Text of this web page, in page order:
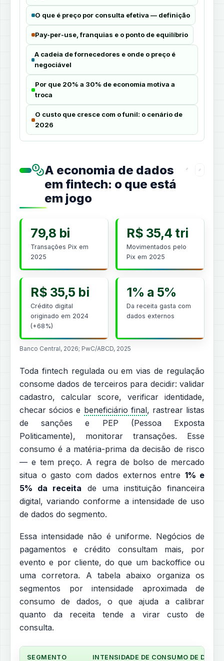
O que é preço por consulta efetiva — definição
Pay-per-use, franquias e o ponto de equilíbrio
A cadeia de fornecedores e onde o preço é
negociável
Por que 20% a 30% de economia motiva a
troca
O custo que cresce com o funil: o cenário de
2026
A economia de dados
em fintech: o que está
em jogo
79,8 bi
Transações Pix em
2025
R$ 35,4 tri
Movimentados pelo
Pix em 2025
R$ 35,5 bi
Crédito digital
originado em 2024
(+68%)
1% a 5%
Da receita gasta com
dados externos
Banco Central, 2026; PwC/ABCD, 2025
Toda fintech regulada ou em vias de regulação
consome dados de terceiros para decidir: validar
cadastro, calcular score, verificar identidade,
checar sócios e beneficiário final, rastrear listas
de sanções e PEP (Pessoa Exposta
Politicamente), monitorar transações. Esse
consumo é a matéria-prima da decisão de risco
— e tem preço. A regra de bolso de mercado
situa o gasto com dados externos entre 1% e
5% da receita de uma instituição financeira
digital, variando conforme a intensidade de uso
de dados do segmento.
Essa intensidade não é uniforme. Negócios de
pagamentos e crédito consultam mais, por
evento e por cliente, do que um backoffice ou
uma corretora. A tabela abaixo organiza os
segmentos por intensidade aproximada de
consumo de dados, o que ajuda a calibrar
quanto da receita tende a virar custo de
consulta.
SEGMENTO INTENSIDADE DE CONSUMO DE DADOS